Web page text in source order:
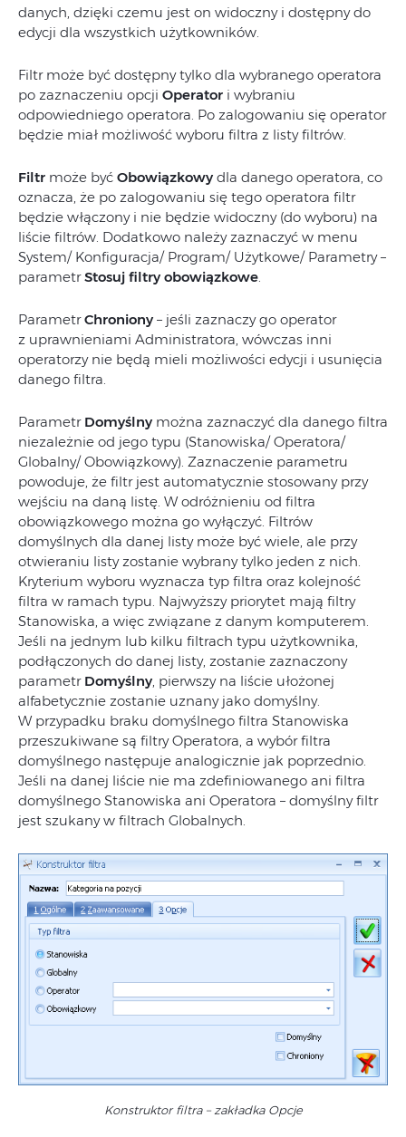
danych, dzięki czemu jest on widoczny i dostępny do
edycji dla wszystkich użytkowników.
Filtr może być dostępny tylko dla wybranego operatora
po zaznaczeniu opcji Operator i wybraniu
odpowiedniego operatora. Po zalogowaniu się operator
będzie miał możliwość wyboru filtra z listy filtrów.
Filtr może być Obowiązkowy dla danego operatora, co
oznacza, że po zalogowaniu się tego operatora filtr
będzie włączony i nie będzie widoczny (do wyboru) na
liście filtrów. Dodatkowo należy zaznaczyć w menu
System/ Konfiguracja/ Program/ Użytkowe/ Parametry –
parametrStosuj filtry obowiązkowe.
ParametrChroniony – jeśli zaznaczy go operator
z uprawnieniami Administratora, wówczas inni
operatorzy nie będą mieli możliwości edycji i usunięcia
danego filtra.
Parametr Domyślny można zaznaczyć dla danego filtra
niezależnie od jego typu (Stanowiska/ Operatora/
Globalny/ Obowiązkowy). Zaznaczenie parametru
powoduje, że filtr jest automatycznie stosowany przy
wejściu na daną listę. W odróżnieniu od filtra
obowiązkowego można go wyłączyć. Filtrów
domyślnych dla danej listy może być wiele, ale przy
otwieraniu listy zostanie wybrany tylko jeden z nich.
Kryterium wyboru wyznacza typ filtra oraz kolejność
filtra w ramach typu. Najwyższy priorytet mają filtry
Stanowiska, a więc związane z danym komputerem.
Jeśli na jednym lub kilku filtrach typu użytkownika,
podłączonych do danej listy, zostanie zaznaczony
parametr Domyślny, pierwszy na liście ułożonej
alfabetycznie zostanie uznany jako domyślny.
W przypadku braku domyślnego filtra Stanowiska
przeszukiwane są filtry Operatora, a wybór filtra
domyślnego następuje analogicznie jak poprzednio.
Jeśli na danej liście nie ma zdefiniowanego ani filtra
domyślnego Stanowiska ani Operatora – domyślny filtr
jest szukany w filtrach Globalnych.
Konstruktor filtra – zakładka Opcje